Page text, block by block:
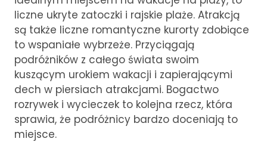
liczne ukryte zatoczki i rajskie plaże. Atrakcją
są także liczne romantyczne kurorty zdobiące
to wspaniałe wybrzeże. Przyciągają
podróżników z całego świata swoim
kuszącym urokiem wakacji i zapierającymi
dech w piersiach atrakcjami. Bogactwo
rozrywek i wycieczek to kolejna rzecz, która
sprawia, że podróżnicy bardzo doceniają to
miejsce.